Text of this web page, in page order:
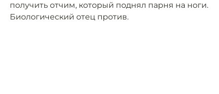
получить отчим, который поднял парня на ноги.
Биологический отец против.